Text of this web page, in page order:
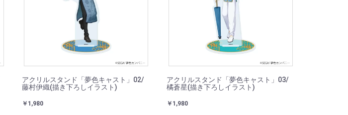
アクリルスタンド「夢色キャスト」02/
藤村伊織(描き下ろしイラスト)
￥1,980
アクリルスタンド「夢色キャスト」03/
橘蒼星(描き下ろしイラスト)
￥1,980